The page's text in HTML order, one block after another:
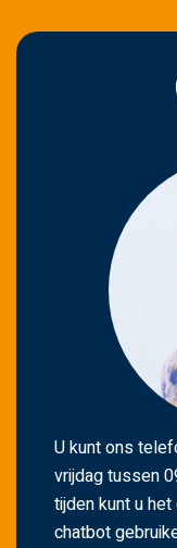
U kunt ons
vrijdag tussen
tijden kunt u
chatbot